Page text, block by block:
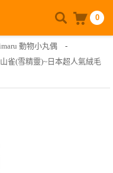
0
動物小丸偶
-
雀(雪精靈)~日本超人氣絨毛